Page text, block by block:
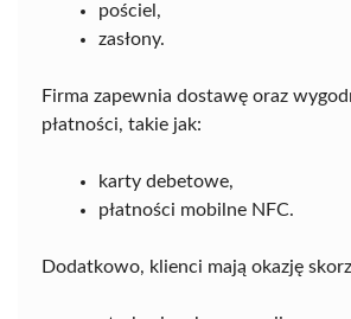
pościel,
zasłony.
Firma zapewnia dostawę oraz
płatności, takie jak:
karty debetowe,
płatności mobilne NFC.
Dodatkowo, klienci mają okazję